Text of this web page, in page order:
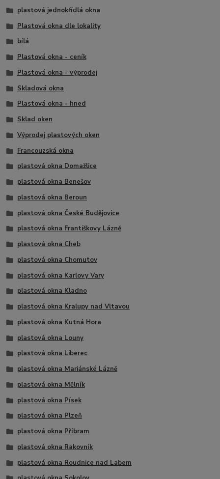
plastová jednokřídlá okna
Plastová okna dle lokality
bílá
Plastová okna - ceník
Plastová okna - výprodej
Skladová okna
Plastová okna - hned
Sklad oken
Výprodej plastových oken
Francouzská okna
plastová okna Domažlice
plastová okna Benešov
plastová okna Beroun
plastová okna České Budějovice
plastová okna Františkovy Lázně
plastová okna Cheb
plastová okna Chomutov
plastová okna Karlovy Vary
plastová okna Kladno
plastová okna Kralupy nad Vltavou
plastová okna Kutná Hora
plastová okna Louny
plastová okna Liberec
plastová okna Mariánské Lázně
plastová okna Mělník
plastová okna Písek
plastová okna Plzeň
plastová okna Příbram
plastová okna Rakovník
plastová okna Roudnice nad Labem